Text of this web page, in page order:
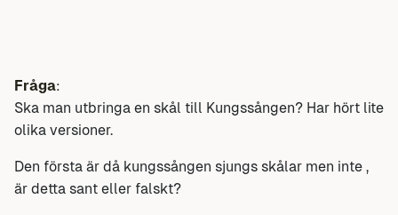
Fråga:
Ska man utbringa en skål till Kungssången? Har hört lite
olika versioner.
Den första är då kungssången sjungs skålar men inte ,
är detta sant eller falskt?